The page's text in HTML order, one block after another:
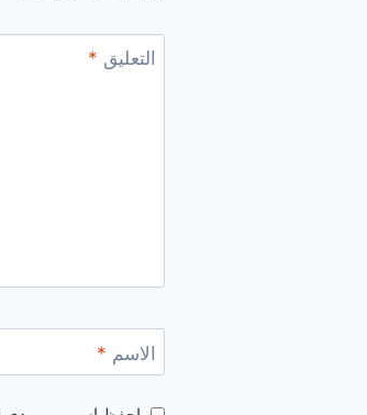
التعليق *
الاسم *